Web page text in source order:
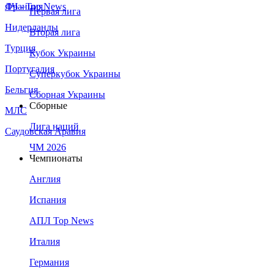
Франция
Нидерланды
Турция
Португалия
Бельгия
МЛС
Саудовская Аравия
ЛЧ - Top News
Первая лига
Вторая лига
Кубок Украины
Суперкубок Украины
Сборная Украины
Сборные
Лига наций
ЧМ 2026
Чемпионаты
Англия
Испания
АПЛ Top News
Италия
Германия